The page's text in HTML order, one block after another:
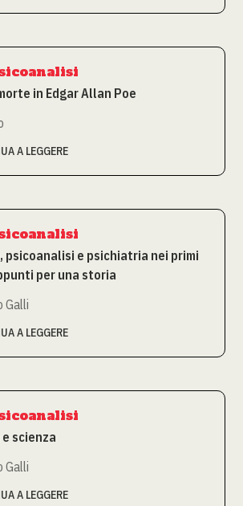
in Edgar Allan Poe
A LEGGERE
psicoanalisi e psichiatria nei primi
per una storia
Galli
A LEGGERE
scienza
Galli
A LEGGERE